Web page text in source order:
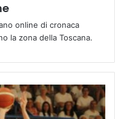
online di cronaca
la zona della Toscana.